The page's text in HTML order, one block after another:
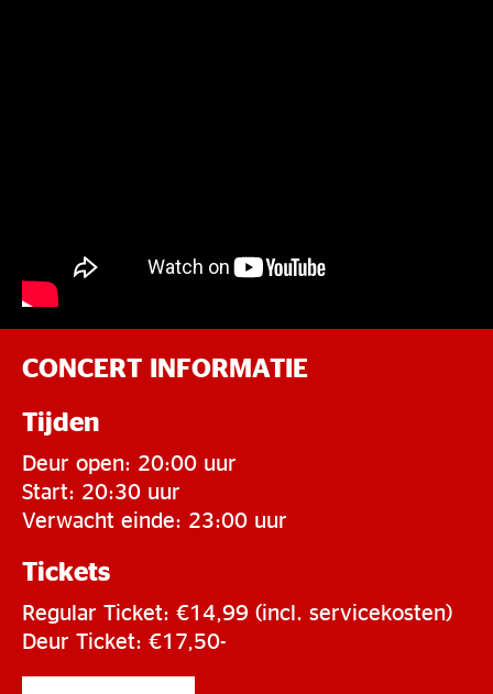
CONCERT INFORMATIE
Tijden
Deur open: 20:00 uur
Start: 20:30 uur
Verwacht einde: 23:00 uur
Tickets
Regular Ticket: €14,99 (incl. servicekosten)
Deur Ticket: €17,50-